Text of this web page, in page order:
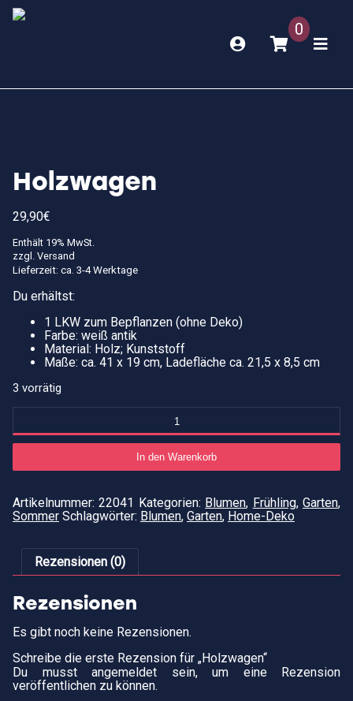
0
Holzwagen
29,90€
Enthält 19% MwSt.
zzgl. Versand
Lieferzeit: ca. 3-4 Werktage
Du erhältst:
1 LKW zum Bepflanzen (ohne Deko)
Farbe: weiß antik
Material: Holz; Kunststoff
Maße: ca. 41 x 19 cm, Ladefläche ca. 21,5 x 8,5 cm
3 vorrätig
In den Warenkorb
Artikelnummer:22041 Kategorien: Blumen, Frühling,Garten,
Sommer Schlagwörter: Blumen, Garten, Home-Deko
Rezensionen (0)
Rezensionen
Es gibt noch keine Rezensionen.
Schreibe die erste Rezension für „Holzwagen“
Du musst angemeldet sein, um eine Rezension
veröffentlichen zu können.